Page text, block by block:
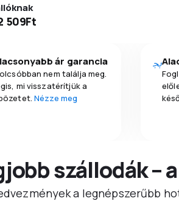
509Ft
ár garancia
nem találja meg.
mi visszatérítjük a
Nézze meg
szállodák –
a legnépszerűbb